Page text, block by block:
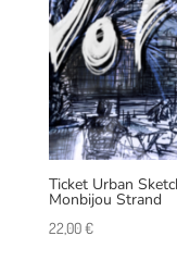
Ticket Urban
Monbijou Strand
22,00€